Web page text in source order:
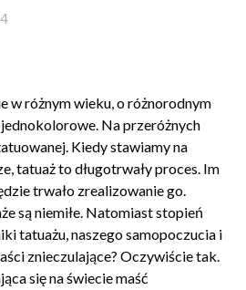
w różnym wieku, o różnorodnym
Na przeróżnych
Kiedy stawiamy na
tatuaż to długotrwały proces. Im
trwało zrealizowanie go.
są niemiłe. Natomiast stopień
tatuażu, naszego samopoczucia i
znieczulające? Oczywiście tak.
się na świecie maść